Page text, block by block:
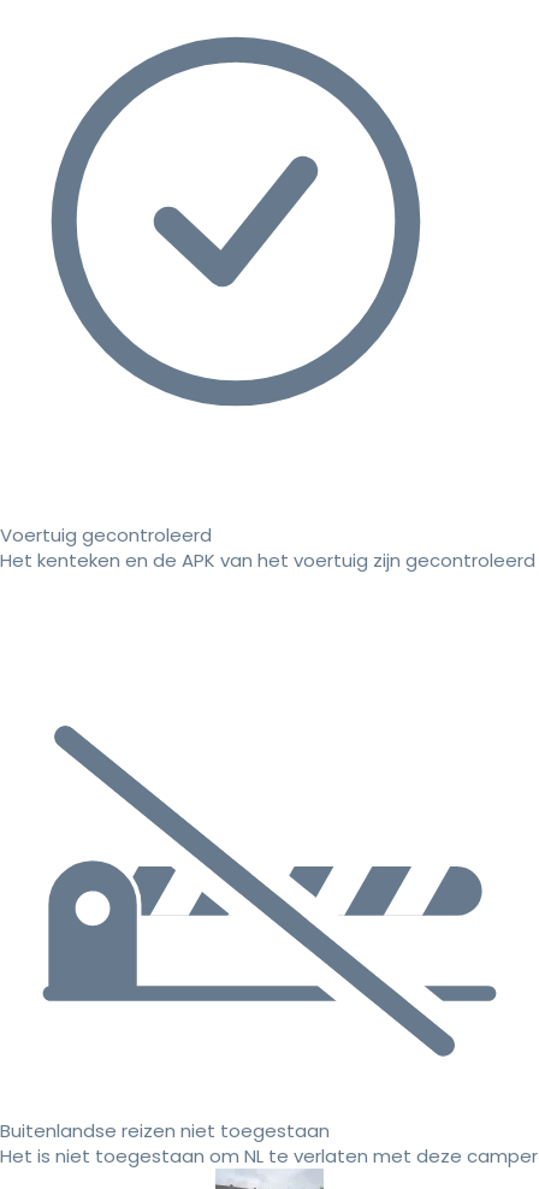
Voertuig gecontroleerd
Het kenteken en de APK van het voertuig zijn gecontroleerd
Buitenlandse reizen niet toegestaan
Het is niet toegestaan om NL te verlaten met deze camper